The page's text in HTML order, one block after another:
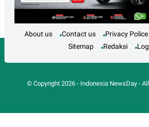
About us Contact us Privacy Police
Sitemap
Redaksi
© Copyright 2026- Indonesia NewsDay-